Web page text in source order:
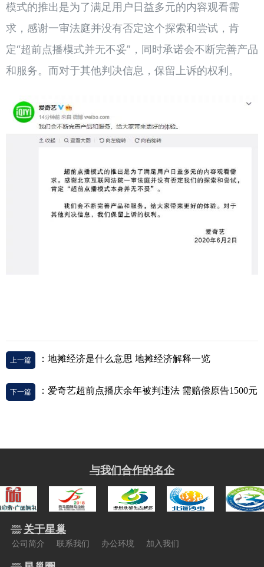
模式的推出是为了满足用户日益多元的内容观看需
求，感谢一审法庭并没有否定这个探索和尝试，肯
定“超前点播模式并无不妥”，同时承诺会不断完善产品
和服务。而对于其他判决信息，保留上诉的权利。
上一篇 ：地摊经济是什么意思 地摊经济解释一览
下一篇 ：爱奇艺超前点播庆余年被判违法 需赔偿原告1500元
与我们合作的名企
关于星巢
公司简介 联系我们 办公环境 加入我们